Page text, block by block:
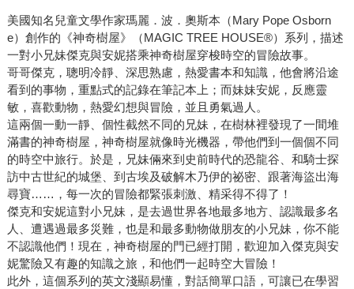
美國知名兒童文學作家瑪麗．波．奧斯本（Mary Pope Osborn
e）創作的《神奇樹屋》（MAGIC TREE HOUSE®）系列，描述
一對小兄妹傑克與安妮搭乘神奇樹屋穿梭時空的冒險故事。
哥哥傑克，聰明冷靜、深思熟慮，熱愛書本和知識，他會將沿途
看到的事物，重點式的記錄在筆記本上；而妹妹安妮，反應靈
敏，喜歡動物，熱愛幻想與冒險，並且勇氣過人。
這兩個一動一靜、個性截然不同的兄妹，在樹林裡發現了一間堆
滿書的神奇樹屋，神奇樹屋就像時光機器，帶他們到一個個不同
的時空中旅行。於是，兄妹倆來到史前時代的恐龍谷、和騎士探
訪中古世紀的城堡、到古埃及破解木乃伊的祕密、跟著海盜出海
尋寶……，每一次的冒險都緊張刺激、精采得不得了！
傑克和安妮這對小兄妹，是去過世界各地最多地方、認識最多名
人、遭遇過最多災難，也是和最多動物做朋友的小兄妹，你不能
不認識他們！現在，神奇樹屋的門已經打開，歡迎加入傑克與安
妮驚險又有趣的知識之旅，和他們一起時空大冒險！
此外，這個系列的英文淺顯易懂，對話簡單口語，可讓已在學習